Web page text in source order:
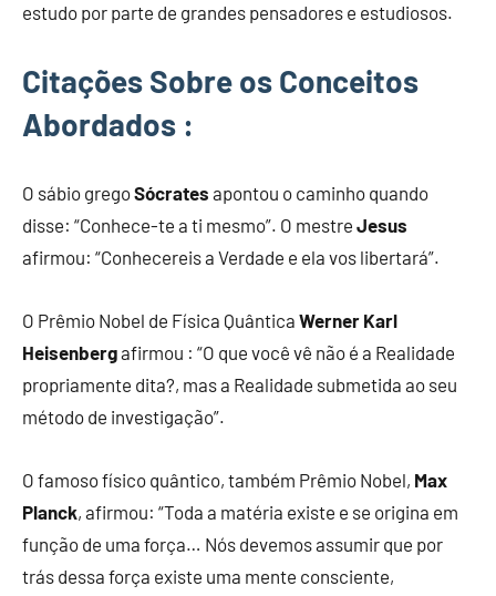
estudo por parte de grandes pensadores e estudiosos.
Citações Sobre os Conceitos
Abordados :
O sábio gregoSócrates apontou o caminho quando
disse: “Conhece-te a ti mesmo”. O mestre Jesus
afirmou: “Conhecereis a Verdade e ela vos libertará”.
O Prêmio Nobel de Física Quântica Werner Karl
Heisenbergafirmou : “O que você vê não é a Realidade
propriamente dita?, mas a Realidade submetida ao seu
método de investigação”.
O famoso físico quântico, também Prêmio Nobel, Max
Planck, afirmou: “Toda a matéria existe e se origina em
função de uma força… Nós devemos assumir que por
trás dessa força existe uma mente consciente,